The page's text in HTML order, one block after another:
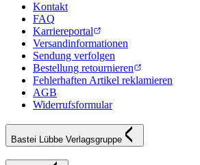
Kontakt
FAQ
Karriereportal
Versandinformationen
Sendung verfolgen
Bestellung retournieren
Fehlerhaften Artikel reklamieren
AGB
Widerrufsformular
Bastei Lübbe Verlagsgruppe